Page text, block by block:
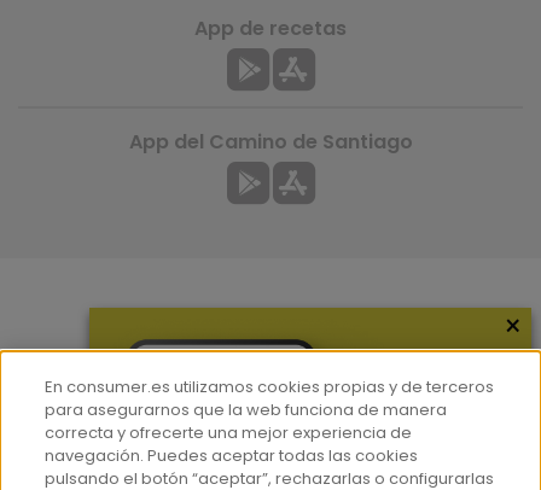
Hemeroteca
Contacto
App de recetas
App del Camino de Santiago
×
En consumer.es utilizamos cookies propias y de terceros
para asegurarnos que la web funciona de manera
correcta y ofrecerte una mejor experiencia de
navegación. Puedes aceptar todas las cookies
pulsando el botón “aceptar”, rechazarlas o configurarlas